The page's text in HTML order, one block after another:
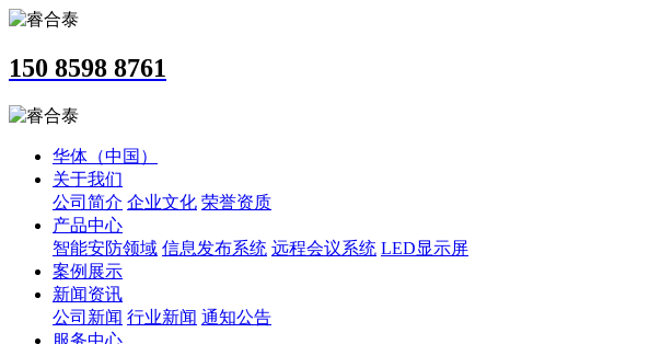
150 8598 8761
华体（中国）
关于我们
公司简介 企业文化 荣誉资质
产品中心
智能安防领域 信息发布系统 远程会议系统 LED显示屏
案例展示
新闻资讯
公司新闻 行业新闻 通知公告
服务中心